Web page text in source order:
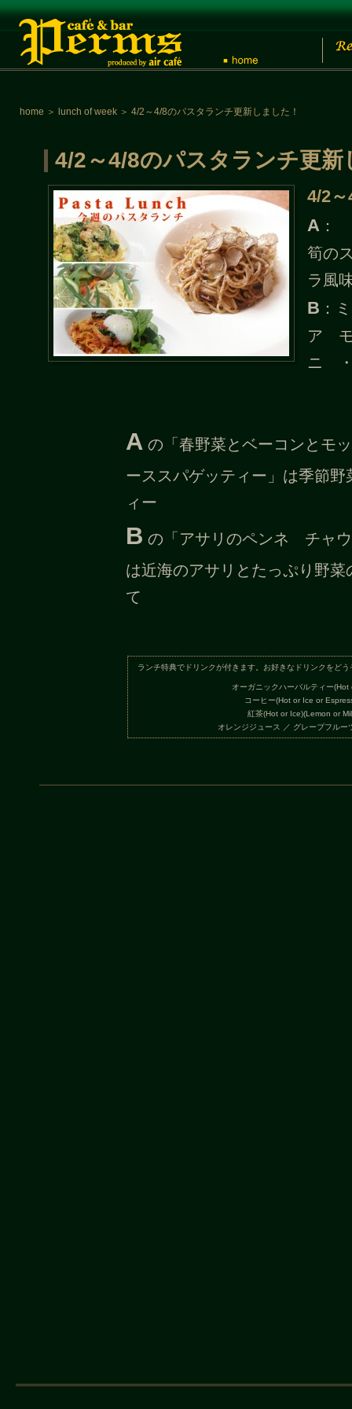
home ＞ lunch of week ＞ 4/2～4/8のパスタランチ更新しました！
4/2～4/8のパスタランチ更新
4/2～
A ：
筍の
ラ風
B ：
ア モ
ニ
A の「春野菜とベーコンとモ
ーススパゲッティー」は季節
ィー
B の「アサリのペンネ チャ
は近海のアサリとたっぷり野
て
ランチ特典でドリンクが付きます。お好きなドリンクをど
オーガニックハーバルティー(Hot
コーヒー(Hot or Ice or
紅茶(Hot or Ice)(Lemon or
オレンジジュース ／ グレープフルー